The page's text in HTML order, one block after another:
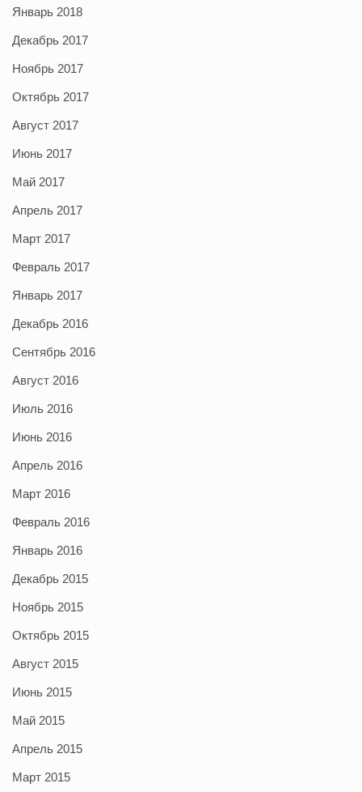
Январь 2018
Декабрь 2017
Ноябрь 2017
Октябрь 2017
Август 2017
Июнь 2017
Май 2017
Апрель 2017
Март 2017
Февраль 2017
Январь 2017
Декабрь 2016
Сентябрь 2016
Август 2016
Июль 2016
Июнь 2016
Апрель 2016
Март 2016
Февраль 2016
Январь 2016
Декабрь 2015
Ноябрь 2015
Октябрь 2015
Август 2015
Июнь 2015
Май 2015
Апрель 2015
Март 2015